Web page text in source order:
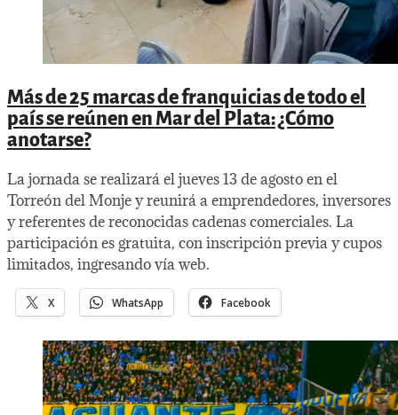
Más de 25 marcas de franquicias de todo el
país se reúnen en Mar del Plata: ¿Cómo
anotarse?
La jornada se realizará el jueves 13 de agosto en el
Torreón del Monje y reunirá a emprendedores, inversores
y referentes de reconocidas cadenas comerciales. La
participación es gratuita, con inscripción previa y cupos
limitados, ingresando vía web.
X WhatsApp Facebook